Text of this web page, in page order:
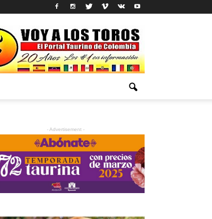
- Advertisement -